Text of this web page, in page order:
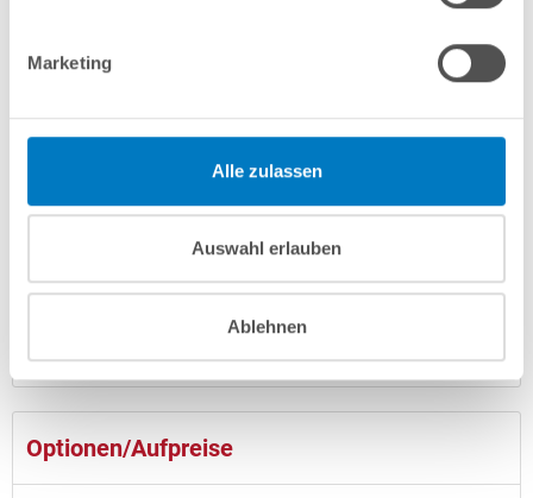
Marketing
Alle zulassen
Auswahl erlauben
Ablehnen
Anleitungen/Datenblätter
Optionen/Aufpreise